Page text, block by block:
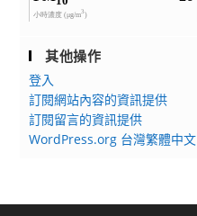
其他操作
登入
訂閱網站內容的資訊提供
訂閱留言的資訊提供
WordPress.org 台灣繁體中文